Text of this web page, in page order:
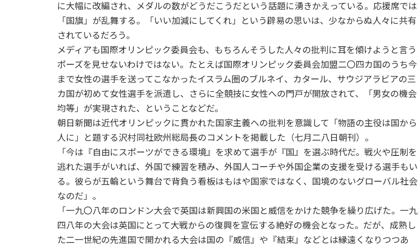
に大幅に改編され、メダルの数がどうだこうだという話題に湧きかえっている。応援席では
「国旗」が乱舞する。「いい加減にしてくれ」という辟易の思いは、少なからぬ人々に共有
されているだろう。
メディアも国際オリンピック委員会も、もちろんそうした人々の批判に耳を傾けようと言う
ポーズを見せないわけではない。たとえば国際オリンピック委員会加盟二〇四カ国のうち今
まで女性の選手を送ってこなかったイスラム圏のブルネイ、カタール、サウジアラビアの三
カ国が初めて女性選手を派遣し、さらに全競技に女性への門戸が開放されて、「男女の機会
均等」が実現された、ということなどだ。
朝日新聞は近代オリンピックに貫かれた国家主義への批判を意識して「物語の主役は国から
人に」と題する沢村同社欧州総局長のコメントを掲載した（七月二八日朝刊）。
「今は『自由にスポーツができる環境』を求めて選手が『国』を選ぶ時代だ。戦火や圧制を
逃れた選手がいれば、外国で練習を積み、外国人コーチや外国企業の支援を受ける選手もい
る。彼らが五輪という舞台で背負う看板はもはや国家ではなく、国境のないグローバル社会
なのだ」。
「一九〇八年のロンドン大会で英国は新興国の米国と威信をかけた競争を繰り広げた。一九
四八年の大会は英国にとって大戦からの復興を宣伝する絶好の機会となった。だが、成熟し
た二一世紀の先進国で開かれる大会は国の『威信』や『結束』などとは縁遠くなりつつあ